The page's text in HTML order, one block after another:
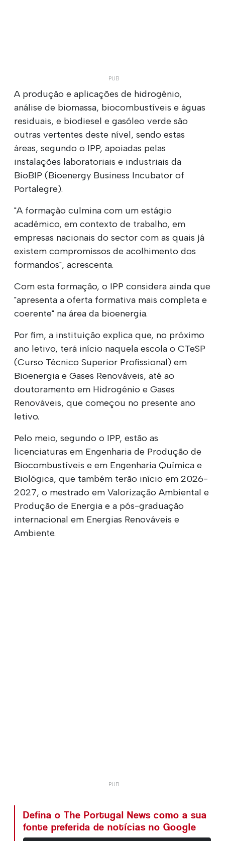
A produção e aplicações de hidrogénio,
análise de biomassa, biocombustíveis e águas
residuais, e biodiesel e gasóleo verde são
outras vertentes deste nível, sendo estas
áreas, segundo o IPP, apoiadas pelas
instalações laboratoriais e industriais da
BioBIP (Bioenergy Business Incubator of
Portalegre).
"A formação culmina com um estágio
académico, em contexto de trabalho, em
empresas nacionais do sector com as quais já
existem compromissos de acolhimento dos
formandos", acrescenta.
Com esta formação, o IPP considera ainda que
"apresenta a oferta formativa mais completa e
coerente" na área da bioenergia.
Por fim, a instituição explica que, no próximo
ano letivo, terá início naquela escola o CTeSP
(Curso Técnico Superior Profissional) em
Bioenergia e Gases Renováveis, até ao
doutoramento em Hidrogénio e Gases
Renováveis, que começou no presente ano
letivo.
Pelo meio, segundo o IPP, estão as
licenciaturas em Engenharia de Produção de
Biocombustíveis e em Engenharia Química e
Biológica, que também terão início em 2026-
2027, o mestrado em Valorização Ambiental e
Produção de Energia e a pós-graduação
internacional em Energias Renováveis e
Ambiente.
Defina o The Portugal News como a sua
fonte preferida de notícias no Google